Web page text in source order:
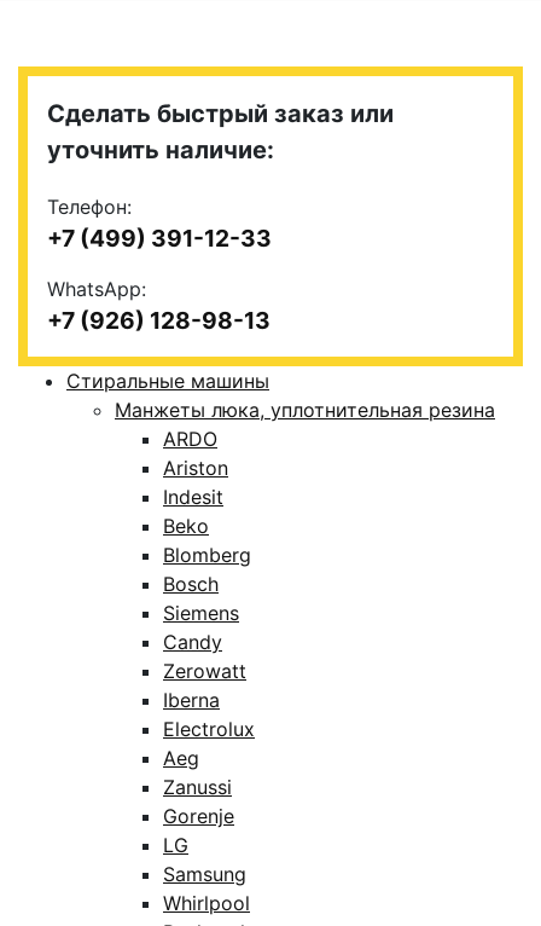
Сделать быстрый заказ или
уточнить наличие:
Телефон:
+7 (499) 391-12-33
WhatsApp:
+7 (926) 128-98-13
Стиральные машины
Манжеты люка, уплотнительная резина
ARDO
Ariston
Indesit
Beko
Blomberg
Bosch
Siemens
Candy
Zerowatt
Iberna
Electrolux
Aeg
Zanussi
Gorenje
LG
Samsung
Whirlpool